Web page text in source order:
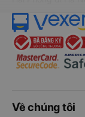
Về chúng tôi